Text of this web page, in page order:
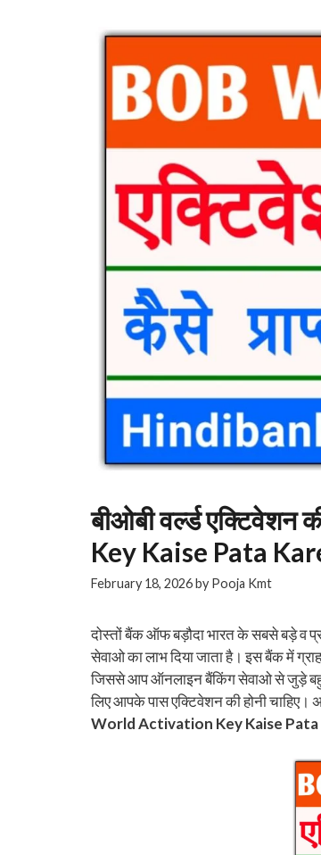
बीओबी वर्ल्ड
Key Kaise Pata
February 18, 2026 by Pooja Kmt
दोस्तों बैंक ऑफ बड़ौदा भारत के सबसे बड़े
सेवाओ का लाभ दिया जाता है। इस बैंक में
जिससे आप ऑनलाइन बैंकिंग सेवाओ से जुड़े
लिए आपके पास एक्टिवेशन की होनी
World Activation Key Kaise